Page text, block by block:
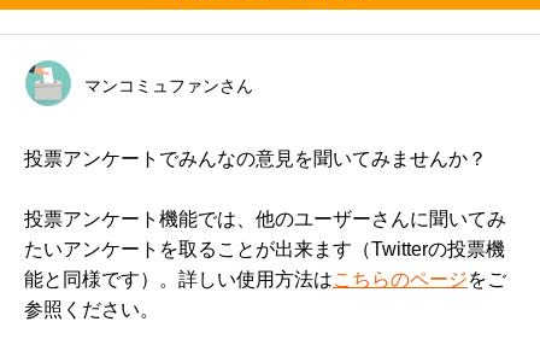
マンコミュファンさん
投票アンケートでみんなの意見を聞いてみませんか？
投票アンケート機能では、他のユーザーさんに聞いてみ
たいアンケートを取ることが出来ます（Twitterの投票機
能と同様です）。詳しい使用方法はこちらのページをご
参照ください。